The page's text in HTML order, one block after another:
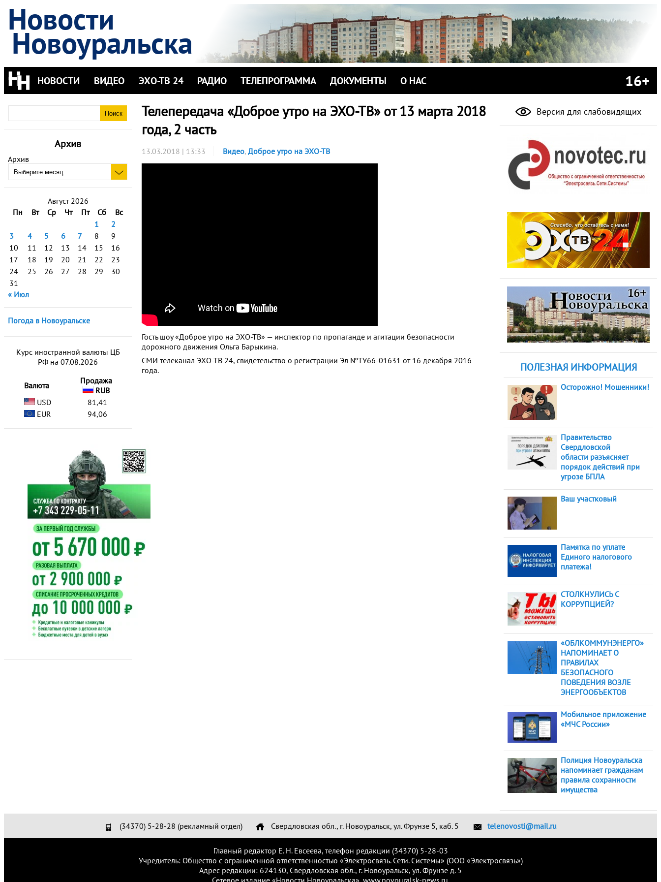
Новости
Новоуральска
НОВОСТИ ВИДЕО ЭХО-ТВ 24 РАДИО ТЕЛЕПРОГРАММА ДОКУМЕНТЫ О НАС 16+
Архив
Архив
Август 2026
Пн
Вт Ср Чт Пт Сб
Вс
1
2
3
4 5 6 7 8
9
10
11 12 13 14 15
16
17
18 19 20 21 22
23
24
25 26 27 28 29
30
31
« Июл
Погода в Новоуральске
Курс иностранной валюты ЦБ
РФ на 07.08.2026
Валюта
Продажа
RUB
USD
81,41
EUR
94,06
Телепередача «Доброе утро на ЭХО-ТВ» от 13 марта 2018
года, 2 часть
13.03.2018 | 13:33 Видео, Доброе утро на ЭХО-ТВ
Гость шоу «Доброе утро на ЭХО-ТВ» — инспектор по пропаганде и агитации безопасности
дорожного движения Ольга Барыкина.
СМИ телеканал ЭХО-ТВ 24, свидетельство о регистрации Эл №ТУ66-01631 от 16 декабря 2016
года.
Версия для слабовидящих
ПОЛЕЗНАЯ ИНФОРМАЦИЯ
Осторожно! Мошенники!
Правительство
Свердловской
области разъясняет
порядок действий при
угрозе БПЛА
Ваш участковый
Памятка по уплате
Единого налогового
платежа!
СТОЛКНУЛИСЬ С
КОРРУПЦИЕЙ?
«ОБЛКОММУНЭНЕРГО»
НАПОМИНАЕТ О
ПРАВИЛАХ
БЕЗОПАСНОГО
ПОВЕДЕНИЯ ВОЗЛЕ
ЭНЕРГООБЪЕКТОВ
Мобильное приложение
«МЧС России»
Полиция Новоуральска
напоминает гражданам
правила сохранности
имущества
(34370) 5-28-28 (рекламный отдел) Свердловская обл., г. Новоуральск, ул. Фрунзе 5, каб. 5 telenovosti@mail.ru
Главный редактор Е. Н. Евсеева, телефон редакции (34370) 5-28-03
Учредитель: Общество с ограниченной ответственностью «Электросвязь. Сети. Системы» (ООО «Электросвязь»)
Адрес редакции: 624130, Свердловская обл., г. Новоуральск, ул. Фрунзе д. 5